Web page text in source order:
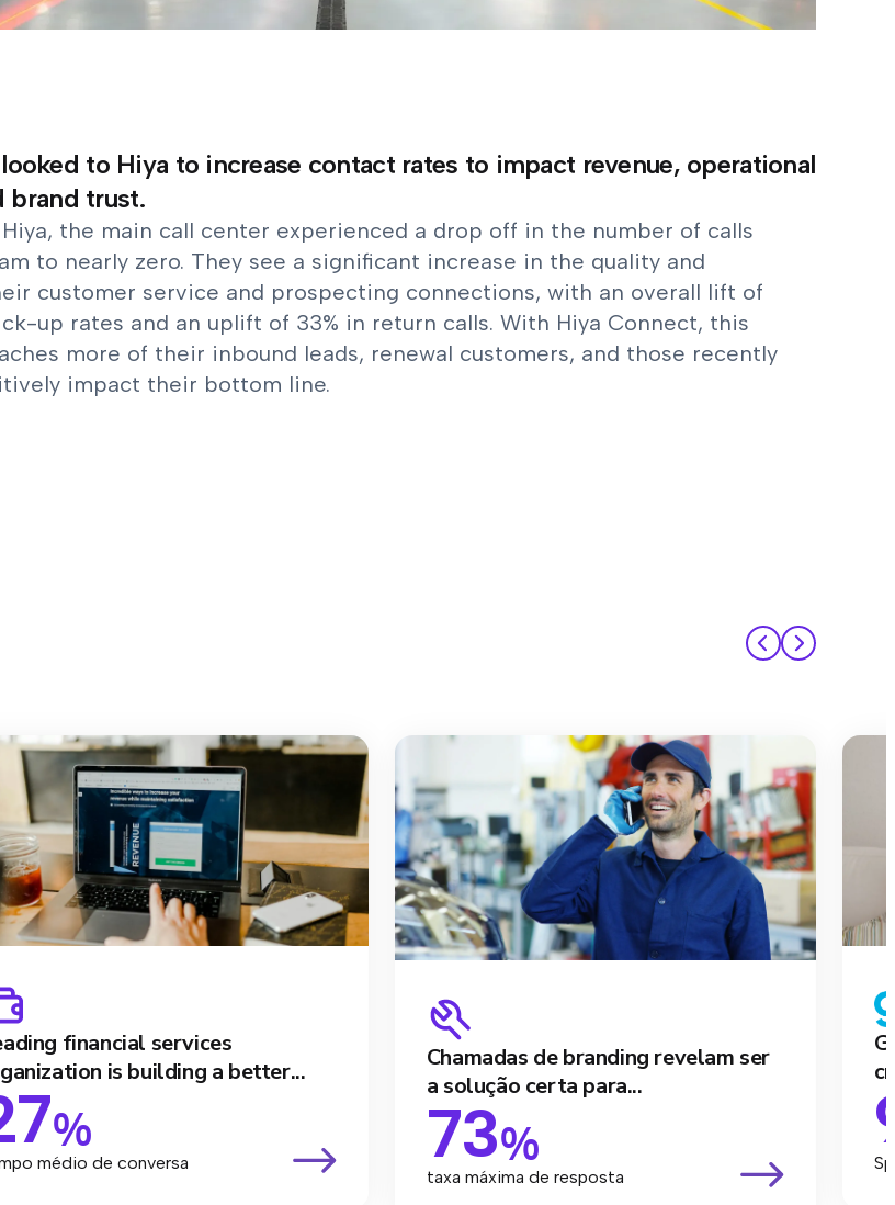
to Hiya to increase contact rates to impact revenue, operational
brand trust.
the main call center experienced a drop off in the number of calls
to nearly zero. They see a significant increase in the quality and
customer service and prospecting connections, with an overall lift of
up rates and an uplift of 33% in return calls. With Hiya Connect, this
more of their inbound leads, renewal customers, and those recently
impact their bottom line.
financial services
is building a better...
%
médio de conversa
Chamadas de branding revelam ser
a solução certa para...
73%
taxa máxima de resposta